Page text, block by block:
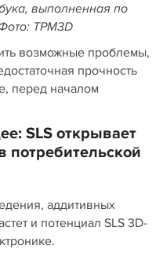
выполненная по
TPM3D
возможные проблемы,
прочность
перед началом
SLS открывает
потребительской
аддитивных
и потенциал SLS 3D-